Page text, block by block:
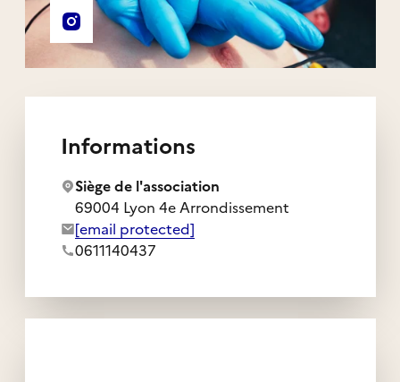
Compte Instagram de l'association
Informations
Siège de l'association
69004 Lyon 4e Arrondissement
Adresse e-mail de l'association :
[email protected]
Numéro de téléphone de l'association :
0611140437